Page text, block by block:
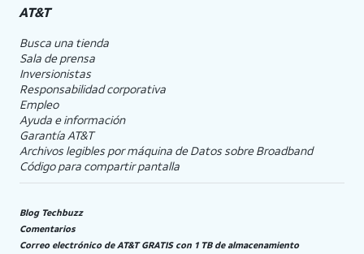
AT&T
Busca una tienda
Sala de prensa
Inversionistas
Responsabilidad corporativa
Empleo
Ayuda e información
Garantía AT&T
Archivos legibles por máquina de Datos sobre Broadband
Código para compartir pantalla
Blog Techbuzz
Comentarios
Correo electrónico de AT&T GRATIS con 1 TB de almacenamiento